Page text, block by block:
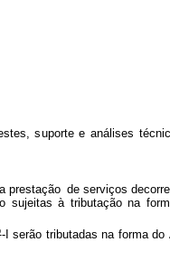
stes, suporte e análises técnic
prestação de serviços decorr
sujeitas à tributação na f
-I serão tributadas na forma do